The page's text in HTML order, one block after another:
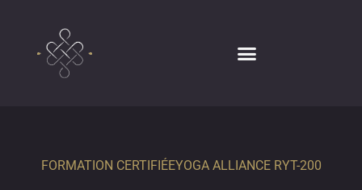
FORMATION CERTIFIÉEYOGA ALLIANCE RYT-200